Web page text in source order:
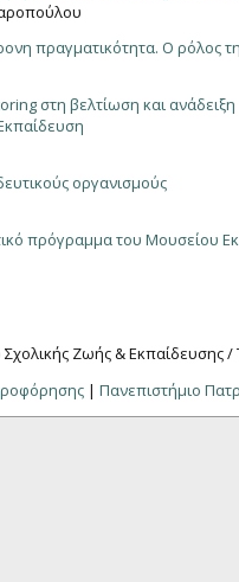
πραγματικότητα. Ο ρόλος
στη βελτίωση και
οργανισμούς
πρόγραμμα του Μουσείου
Ζωής & Εκπαίδευσης
| Πανεπιστήμιο